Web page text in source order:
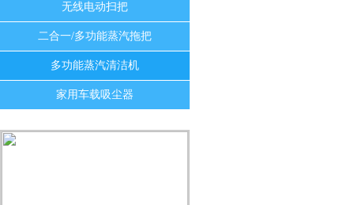
无线电动扫把
二合一/多功能蒸汽拖把
多功能蒸汽清洁机
家用车载吸尘器